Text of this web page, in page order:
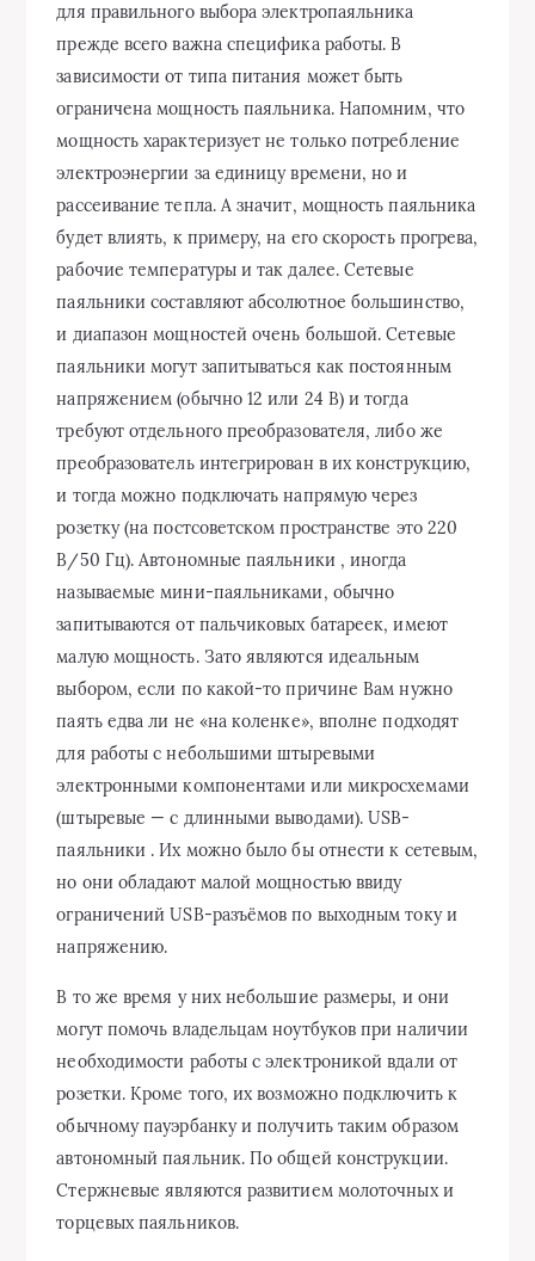
для правильного выбора электропаяльника
прежде всего важна специфика работы. В
зависимости от типа питания может быть
ограничена мощность паяльника. Напомним, что
мощность характеризует не только потребление
электроэнергии за единицу времени, но и
рассеивание тепла. А значит, мощность паяльника
будет влиять, к примеру, на его скорость прогрева,
рабочие температуры и так далее. Сетевые
паяльники составляют абсолютное большинство,
и диапазон мощностей очень большой. Сетевые
паяльники могут запитываться как постоянным
напряжением (обычно 12 или 24 В) и тогда
требуют отдельного преобразователя, либо же
преобразователь интегрирован в их конструкцию,
и тогда можно подключать напрямую через
розетку (на постсоветском пространстве это 220
В/50 Гц). Автономные паяльники , иногда
называемые мини-паяльниками, обычно
запитываются от пальчиковых батареек, имеют
малую мощность. Зато являются идеальным
выбором, если по какой-то причине Вам нужно
паять едва ли не «на коленке», вполне подходят
для работы с небольшими штыревыми
электронными компонентами или микросхемами
(штыревые — с длинными выводами). USB-
паяльники . Их можно было бы отнести к сетевым,
но они обладают малой мощностью ввиду
ограничений USB-разъёмов по выходным току и
напряжению.
В то же время у них небольшие размеры, и они
могут помочь владельцам ноутбуков при наличии
необходимости работы с электроникой вдали от
розетки. Кроме того, их возможно подключить к
обычному пауэрбанку и получить таким образом
автономный паяльник. По общей конструкции.
Стержневые являются развитием молоточных и
торцевых паяльников.